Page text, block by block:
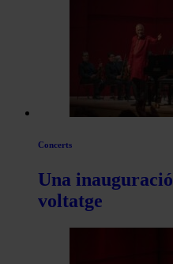
Concerts
Una
voltatge